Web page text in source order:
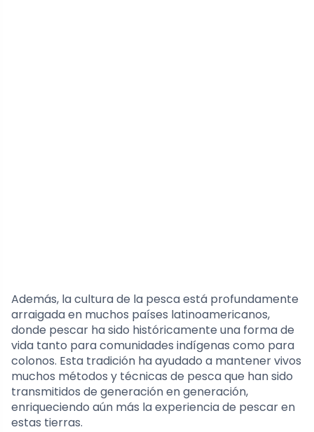
Además, la cultura de la pesca está profundamente
arraigada en muchos países latinoamericanos,
donde pescar ha sido históricamente una forma de
vida tanto para comunidades indígenas como para
colonos. Esta tradición ha ayudado a mantener vivos
muchos métodos y técnicas de pesca que han sido
transmitidos de generación en generación,
enriqueciendo aún más la experiencia de pescar en
estas tierras.